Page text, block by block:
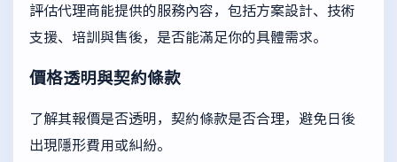
評估代理商能提供的服務內容，包括方案設計、技術
支援、培訓與售後，是否能滿足你的具體需求。
價格透明與契約條款
了解其報價是否透明，契約條款是否合理，避免日後
出現隱形費用或糾紛。